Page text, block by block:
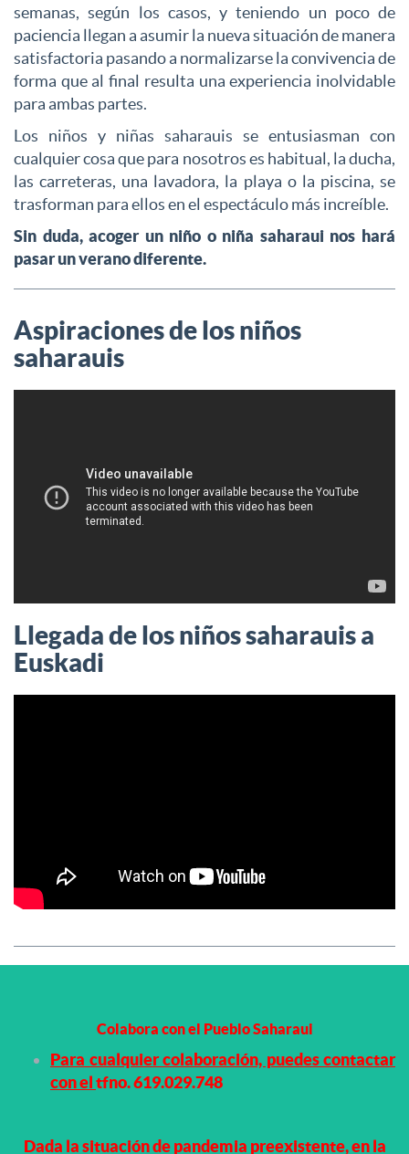
semanas, según los casos, y teniendo un poco de
paciencia llegan a asumir la nueva situación de manera
satisfactoria pasando a normalizarse la convivencia de
forma que al final resulta una experiencia inolvidable
para ambas partes.
Los niños y niñas saharauis se entusiasman con
cualquier cosa que para nosotros es habitual, la ducha,
las carreteras, una lavadora, la playa o la piscina, se
trasforman para ellos en el espectáculo más increíble.
Sin duda, acoger un niño o niña saharaui nos hará
pasar un verano diferente.
Aspiraciones de los niños
saharauis
Llegada de los niños saharauis a
Euskadi
Colabora con el Pueblo Saharaui
Para cualquier colaboración, puedes contactar
con eltfno. 619.029.748
Dada la situación de pandemia preexistente, en la